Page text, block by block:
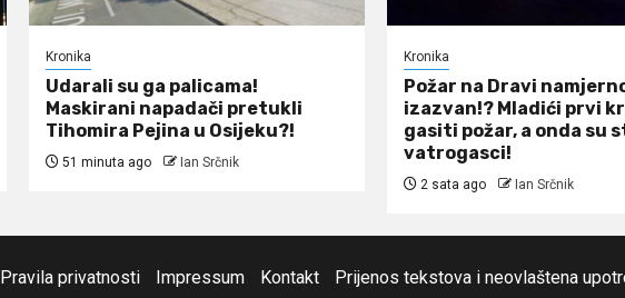
Kronika
Udarali su ga palicama!
Maskirani napadači pretukli
Tihomira Pejina u Osijeku?!
51 minuta ago Ian Srčnik
Kronika
Požar na Dravi
izazvan!? Mladići prvi
gasiti požar, a onda su
vatrogasci!
2 sata ago Ian Srčnik
Pravila privatnosti Impressum Kontakt Prijenos tekstova i neovlaštena